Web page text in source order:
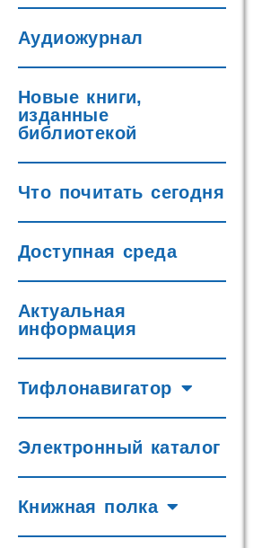
Аудиожурнал
Новые книги,
изданные
библиотекой
Что почитать сегодня
Доступная среда
Актуальная
информация
Тифлонавигатор
Электронный каталог
Книжная полка